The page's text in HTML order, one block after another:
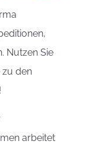
Nutzen Sie
zu den
arbeitet